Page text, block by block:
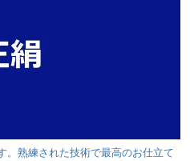
。熟練された技術で最高のお仕立て